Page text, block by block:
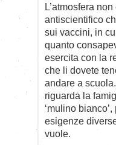
L’atmosfera
antiscientifico
sui vaccini, in
quanto
esercita con la
che li dovete
andare a
riguarda la
‘mulino
esigenze
vuole.